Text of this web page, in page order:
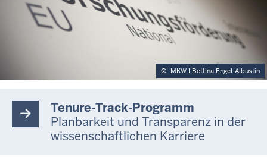
© MKW I Bettina Engel-Albustin
Tenure-Track-Programm
Planbarkeit und Transparenz in der
wissenschaftlichen Karriere